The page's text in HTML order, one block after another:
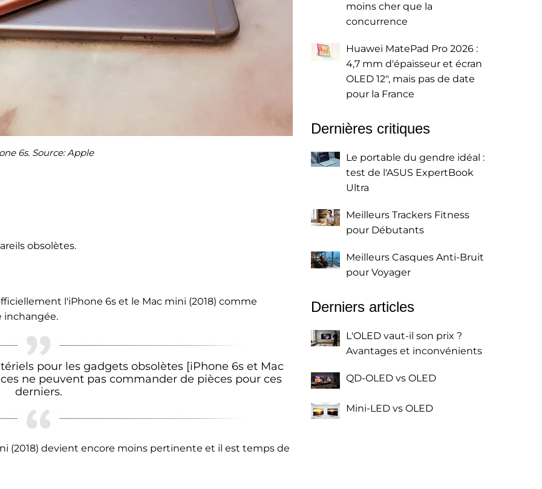
6s. Source: Apple
obsolètes.
l'iPhone 6s et le Mac mini (2018) comme
inchangée.
pour les gadgets obsolètes [iPhone 6s et Mac
ne peuvent pas commander de pièces pour ces
derniers.
(2018) devient encore moins pertinente et il est temps de
moins cher que la
concurrence
Huawei MatePad Pro 2026 :
4,7 mm d'épaisseur et écran
OLED 12", mais pas de date
pour la France
Dernières critiques
Le portable du gendre idéal :
test de l'ASUS ExpertBook
Ultra
Meilleurs Trackers Fitness
pour Débutants
Meilleurs Casques Anti-Bruit
pour Voyager
Derniers articles
L'OLED vaut-il son prix ?
Avantages et inconvénients
QD-OLED vs OLED
Mini-LED vs OLED